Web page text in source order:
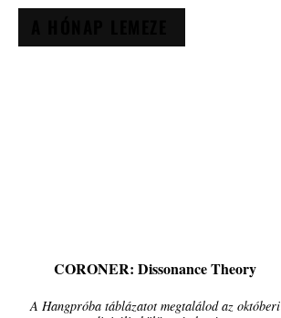
CORONER: Dissonance Theory
A Hangpróba táblázatot megtalálod az októberi